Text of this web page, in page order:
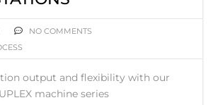
NO COMMENTS
output and flexibility with our
machine series